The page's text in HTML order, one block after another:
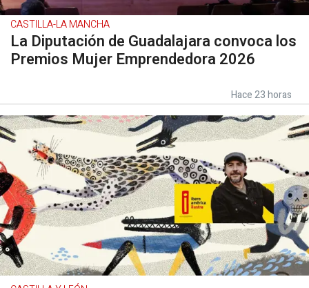
CASTILLA-LA MANCHA
La Diputación de Guadalajara convoca los
Premios Mujer Emprendedora 2026
Hace 23 horas